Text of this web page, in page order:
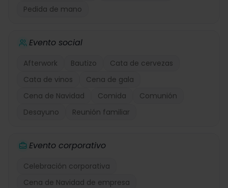
Pedida de mano
Evento social
Afterwork Bautizo
Cata de cervezas
Cata de vinos
Cena de gala
Cena de Navidad
Comida
Comunión
Desayuno
Reunión familiar
Evento corporativo
Celebración corporativa
Cena de Navidad de empresa